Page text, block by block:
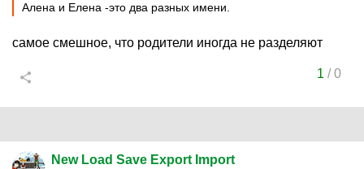
Алена и Елена -это два разных имени.
самое смешное, что родители иногда не разделяют
1 /0
New Load Save Export Import